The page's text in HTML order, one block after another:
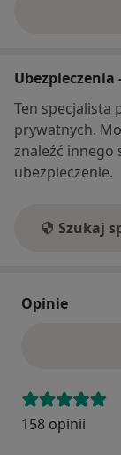
Ten specjalista
prywatnych.
znaleźć innego
ubezpieczenie.
Szukaj
Opinie
158 opinii